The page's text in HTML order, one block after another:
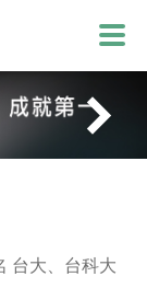
台大、台科大